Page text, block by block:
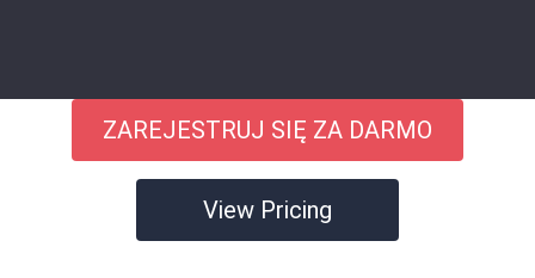
ZAREJESTRUJ SIĘ ZA DARMO
View Pricing